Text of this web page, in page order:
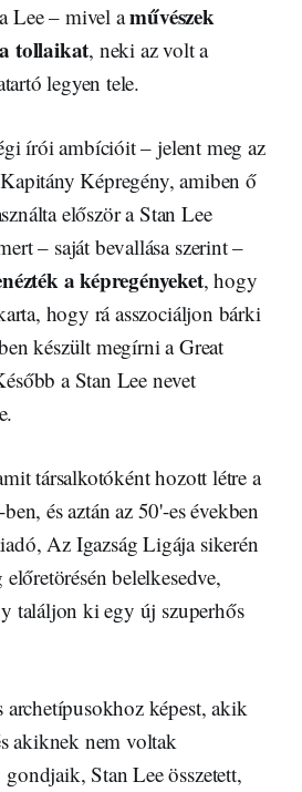
Lee – mivel aművészek
tollaikat, neki az volt a
legyen tele.
írói ambícióit – jelent meg az
Képregény, amiben ő
először a Stan Lee
– saját bevallása szerint –
a képregényeket, hogy
hogy rá asszociáljon bárki
készült megírni a Great
a Stan Lee nevet
társalkotóként hozott létre a
és aztán az 50'-es években
Az Igazság Ligája sikerén
belelkesedve,
találjon ki egy új szuperhős
archetípusokhoz képest, akik
akiknek nem voltak
Stan Lee összetett,